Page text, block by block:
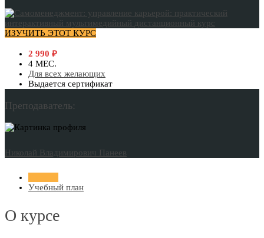
ИЗУЧИТЬ ЭТОТ КУРС
2 990 ₽
4 МЕС.
Для всех желающих
Выдается сертификат
Преподаватель:
Николай Владимирович Панеев
Учебный план
О курсе